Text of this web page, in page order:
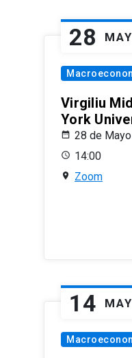
28 MAY
Virgiliu
York
28 de
14:00
Zoom
14 MAY